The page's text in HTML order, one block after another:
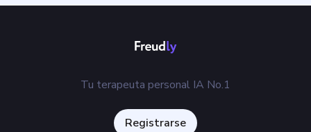
Tu terapeuta personal IA No.1
Registrarse